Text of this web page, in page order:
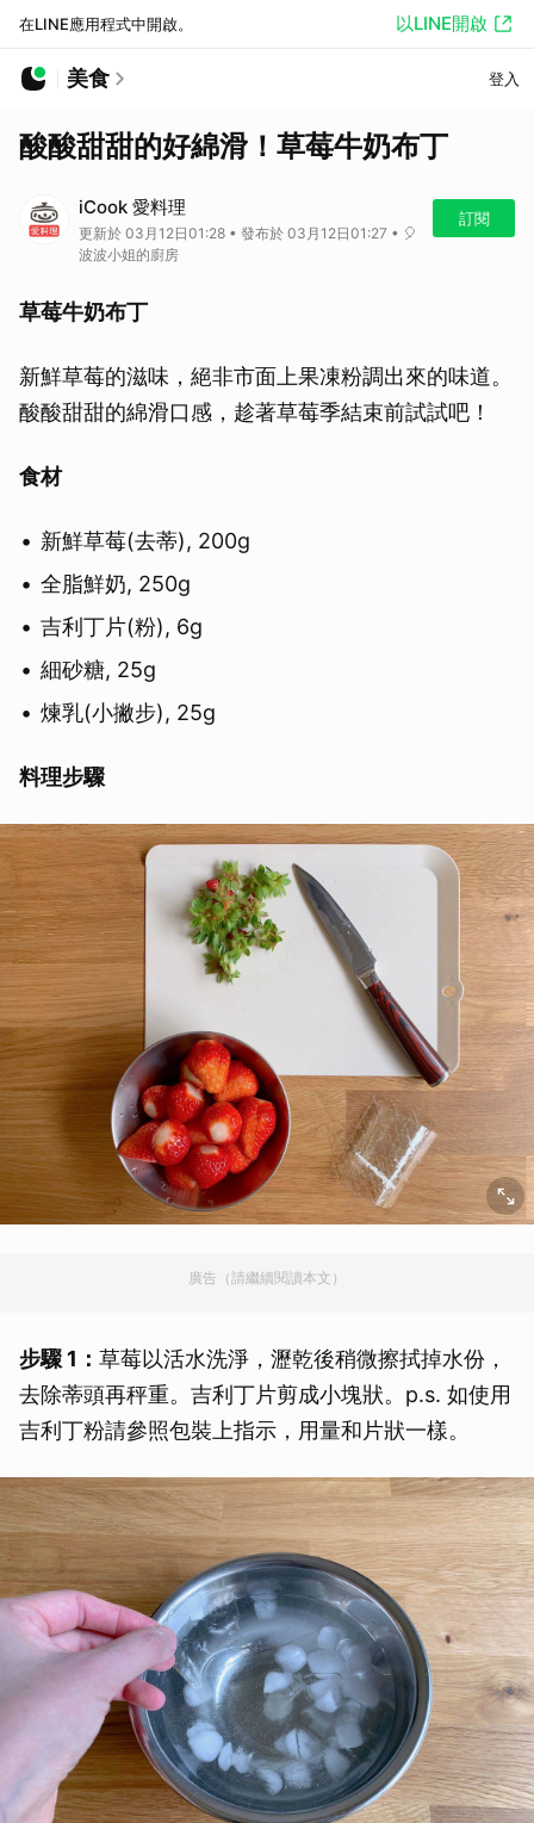
在LINE應用程式中開啟。 以LINE開啟
美食 登入
酸酸甜甜的好綿滑！草莓牛奶布丁
iCook 愛料理
更新於 03月12日01:28 • 發布於 03月12日01:27 • 🎈
波波小姐的廚房
訂閱
草莓牛奶布丁
新鮮草莓的滋味，絕非市面上果凍粉調出來的味道。
酸酸甜甜的綿滑口感，趁著草莓季結束前試試吧！
食材
新鮮草莓(去蒂), 200g
全脂鮮奶, 250g
吉利丁片(粉), 6g
細砂糖, 25g
煉乳(小撇步), 25g
料理步驟
廣告（請繼續閱讀本文）
步驟 1： 草莓以活水洗淨，瀝乾後稍微擦拭掉水份，
去除蒂頭再秤重。吉利丁片剪成小塊狀。p.s. 如使用
吉利丁粉請參照包裝上指示，用量和片狀一樣。